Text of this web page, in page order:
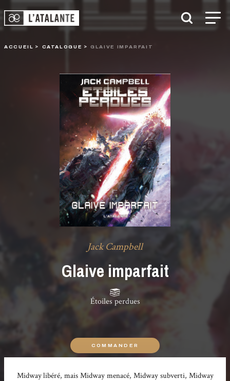
ACCUEIL CATALOGUE GLAIVE IMPARFAIT
Jack Campbell
Glaive imparfait
Étoiles perdues
COMMANDER
Midway libéré, mais Midway menacé, Midway subverti, Midway